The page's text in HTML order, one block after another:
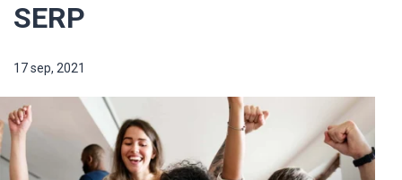
Blog
Nederlands
SERP
17 sep, 2021